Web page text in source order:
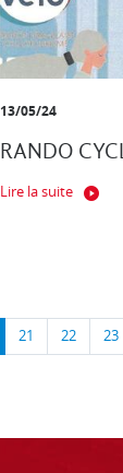
13/05/24
RANDO
Lire la suite
21 22 23